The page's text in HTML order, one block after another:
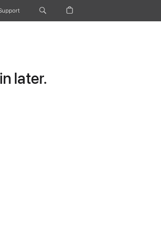
later.